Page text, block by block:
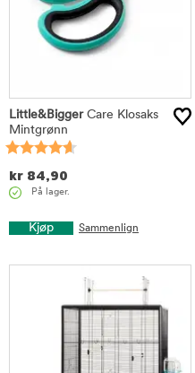
Little&BiggerCare Klosaks
Mintgrønn
kr 84,90
På lager.
Kjøp Sammenlign